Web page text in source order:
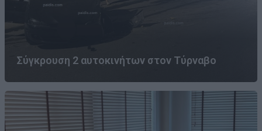
Σύγκρουση 2 αυτοκινήτων στον Τύρναβο